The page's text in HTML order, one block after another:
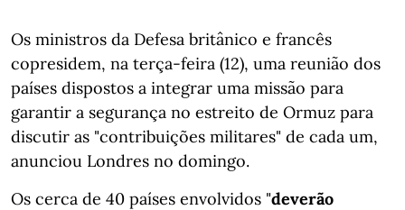
Os ministros da Defesa britânico e francês
copresidem, na terça-feira (12), uma reunião dos
países dispostos a integrar uma missão para
garantir a segurança no estreito de Ormuz para
discutir as "contribuições militares" de cada um,
anunciou Londres no domingo.
Os cerca de 40 países envolvidos "deverão